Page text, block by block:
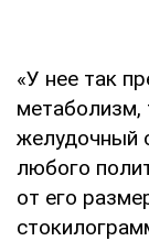
«У нее так
метаболизм,
желудочный
любого
от его